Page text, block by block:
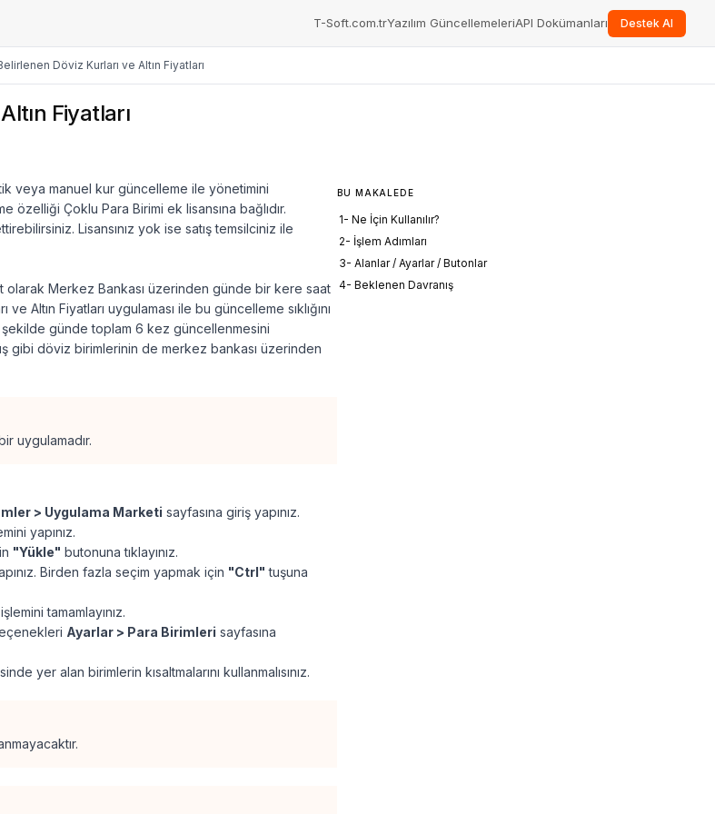
T-Soft.com.trYazılım GüncellemeleriAPI Dokümanları Destek Al
Döviz Kurları ve Altın Fiyatları
Fiyatları
veya manuel kur güncelleme ile yönetimini
Çoklu Para Birimi ek lisansına bağlıdır.
Lisansınız yok ise satış temsilciniz ile
olarak Merkez Bankası üzerinden günde bir kere saat
Altın Fiyatları uygulaması ile bu güncelleme sıklığını
şekilde günde toplam 6 kez güncellenmesini
gibi döviz birimlerinin de merkez bankası üzerinden
uygulamadır.
> Uygulama Marketi sayfasına giriş yapınız.
yapınız.
"Yükle" butonuna tıklayınız.
Birden fazla seçim yapmak için "Ctrl" tuşuna
tamamlayınız.
Ayarlar > Para Birimleri sayfasına
yer alan birimlerin kısaltmalarını kullanmalısınız.
BU MAKALEDE
1- Ne İçin Kullanılır?
2- İşlem Adımları
3- Alanlar / Ayarlar / Butonlar
4- Beklenen Davranış